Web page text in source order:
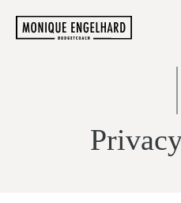
naar